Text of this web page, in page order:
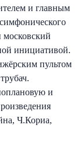
и главным
московский
инициативой.
пультом
и
Ч.Кориа,